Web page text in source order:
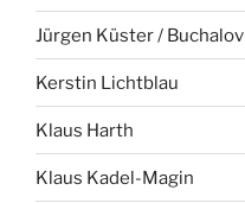
Jürgen Küster / Buchalov
Kerstin Lichtblau
Klaus Harth
Klaus Kadel-Magin